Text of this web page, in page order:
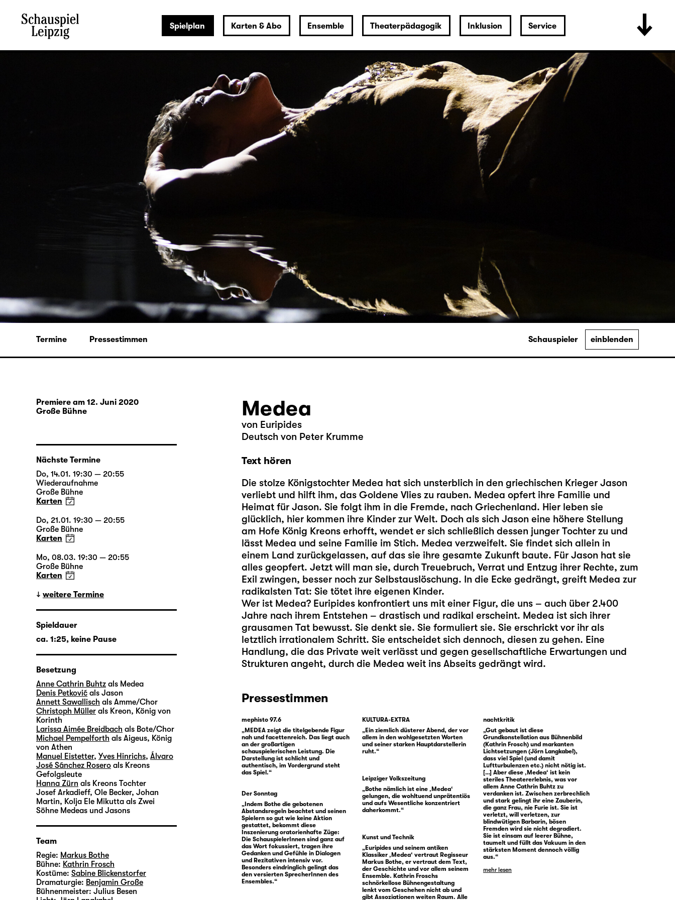
Spielplan Karten & Abo Ensemble Theaterpädagogik Inklusion Service
Termine Pressestimmen Schauspieler einblenden
Medea
von Euripides
Deutsch von Peter Krumme
Text hören
Die stolze Königstochter Medea hat sich unsterblich in den griechischen Krieger Jason
verliebt und hilft ihm, das Goldene Vlies zu rauben. Medea opfert ihre Familie und
Heimat für Jason. Sie folgt ihm in die Fremde, nach Griechenland. Hier leben sie
glücklich, hier kommen ihre Kinder zur Welt. Doch als sich Jason eine höhere Stellung
am Hofe König Kreons erhofft, wendet er sich schließlich dessen junger Tochter zu und
lässt Medea und seine Familie im Stich. Medea verzweifelt. Sie findet sich allein in
einem Land zurückgelassen, auf das sie ihre gesamte Zukunft baute. Für Jason hat sie
alles geopfert. Jetzt will man sie, durch Treuebruch, Verrat und Entzug ihrer Rechte, zum
Exil zwingen, besser noch zur Selbstauslöschung. In die Ecke gedrängt, greift Medea zur
radikalsten Tat: Sie tötet ihre eigenen Kinder.
Wer ist Medea? Euripides konfrontiert uns mit einer Figur, die uns – auch über 2.400
Jahre nach ihrem Entstehen – drastisch und radikal erscheint. Medea ist sich ihrer
grausamen Tat bewusst. Sie denkt sie. Sie formuliert sie. Sie erschrickt vor ihr als
letztlich irrationalem Schritt. Sie entscheidet sich dennoch, diesen zu gehen. Eine
Handlung, die das Private weit verlässt und gegen gesellschaftliche Erwartungen und
Strukturen angeht, durch die Medea weit ins Abseits gedrängt wird.
Pressestimmen
mephisto 97.6
„MEDEA zeigt die titelgebende Figur
nah und facettenreich. Das liegt auch
an der großartigen
schauspielerischen Leistung. Die
Darstellung ist schlicht und
authentisch, im Vordergrund steht
das Spiel.“
Der Sonntag
„Indem Bothe die gebotenen
Abstandsregeln beachtet und seinen
Spielern so gut wie keine Aktion
gestattet, bekommt diese
Inszenierung oratorienhafte Züge:
Die SchauspielerInnen sind ganz auf
das Wort fokussiert, tragen ihre
Gedanken und Gefühle in Dialogen
und Rezitativen intensiv vor.
Besonders eindringlich gelingt das
den versierten SprecherInnen des
Ensembles.“
KULTURA-EXTRA
„Ein ziemlich düsterer Abend, der vor
allem in den wohlgesetzten Worten
und seiner starken Hauptdarstellerin
ruht.“
Leipziger Volkszeitung
„Bothe nämlich ist eine ‚Medea‘
gelungen, die wohltuend unprätentiös
und aufs Wesentliche konzentriert
daherkommt.“
Kunst und Technik
„Euripides und seinem antiken
Klassiker ‚Medea‘ vertraut Regisseur
Markus Bothe, er vertraut dem Text,
der Geschichte und vor allem seinem
Ensemble. Kathrin Froschs
schnörkellose Bühnengestaltung
lenkt vom Geschehen nicht ab und
gibt Assoziationen weiten Raum. Alle
nachtkritik
„Gut gebaut ist diese
Grundkonstellation aus Bühnenbild
(Kathrin Frosch) und markanten
Lichtsetzungen (Jörn Langkabel),
dass viel Spiel (und damit
Luftturbulenzen etc.) nicht nötig ist.
[…] Aber diese ‚Medea‘ ist kein
steriles Theatererlebnis, was vor
allem Anne Cathrin Buhtz zu
verdanken ist. Zwischen zerbrechlich
und stark gelingt ihr eine Zauberin,
die ganz Frau, nie Furie ist. Sie ist
verletzt, will verletzen, zur
blindwütigen Barbarin, bösen
Fremden wird sie nicht degradiert.
Sie ist einsam auf leerer Bühne,
taumelt und füllt das Vakuum in den
stärksten Moment dennoch völlig
aus.“
mehr lesen
Premiere am 12. Juni 2020
Große Bühne
Nächste Termine
Do, 14.01. 19:30 — 20:55
Wiederaufnahme
Große Bühne
Karten
Do, 21.01. 19:30 — 20:55
Große Bühne
Karten
Mo, 08.03. 19:30 — 20:55
Große Bühne
Karten
weitere Termine
Spieldauer
ca. 1:25, keine Pause
Besetzung
Anne Cathrin Buhtz als Medea
Denis Petković als Jason
Annett Sawallisch als Amme/Chor
Christoph Müller als Kreon, König von
Korinth
Larissa Aimée Breidbach als Bote/Chor
Michael Pempelforth als Aigeus, König
von Athen
Manuel Eistetter, Yves Hinrichs, Álvaro
José Sánchez Rosero als Kreons
Gefolgsleute
Hanna Zürn als Kreons Tochter
Josef Arkadieff, Ole Becker, Johan
Martin, Kolja Ele Mikutta als Zwei
Söhne Medeas und Jasons
Team
Regie: Markus Bothe
Bühne: Kathrin Frosch
Kostüme: Sabine Blickenstorfer
Dramaturgie: Benjamin Große
Bühnenmeister: Julius Besen